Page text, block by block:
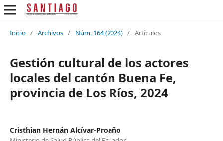
Inicio / Archivos / Núm. 164 (2024) / Artículos
Gestión cultural de los actores
locales del cantón Buena Fe,
provincia de Los Ríos, 2024
Cristhian Hernán Alcívar-Proaño